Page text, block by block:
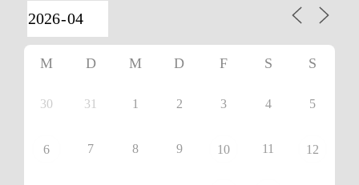
M D M D F S S
30 31 1 2 3 4 5
6 7 8 9 10 11 12